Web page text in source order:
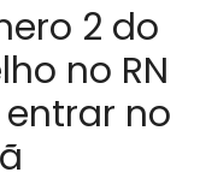
2 do
no RN
no